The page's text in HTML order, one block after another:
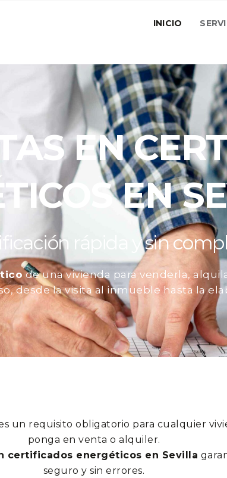
INICIO
EN
EN
rápida y sin
de una vivienda para venderla,
desde la visita al inmueble hasta la
un requisito obligatorio para cualquier
ponga en venta o alquiler.
certificados energéticos en Sevilla
seguro y sin errores.